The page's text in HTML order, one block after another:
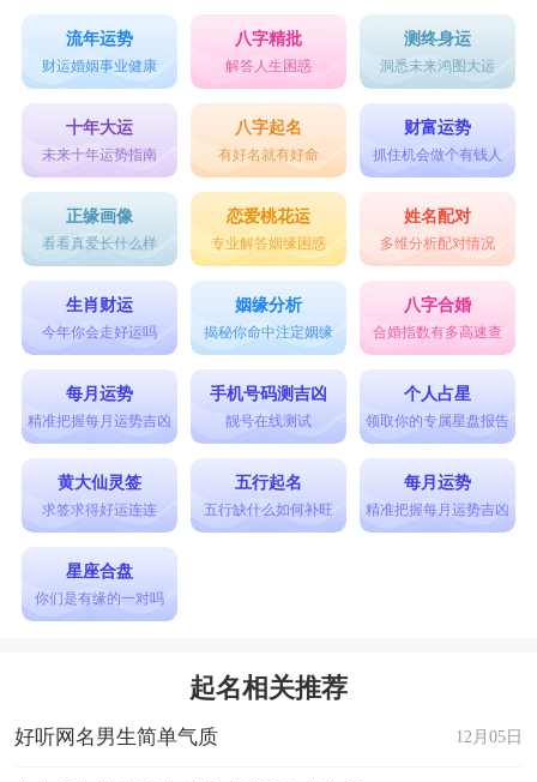
流年运势
财运婚姻事业健康
八字精批
解答人生困惑
测终身运
洞悉未来鸿图大运
十年大运
未来十年运势指南
八字起名
有好名就有好命
财富运势
抓住机会做个有钱人
正缘画像
看看真爱长什么样
恋爱桃花运
专业解答姻缘困惑
姓名配对
多维分析配对情况
生肖财运
今年你会走好运吗
姻缘分析
揭秘你命中注定姻缘
八字合婚
合婚指数有多高速查
每月运势
精准把握每月运势吉凶
手机号码测吉凶
靓号在线测试
个人占星
领取你的专属星盘报告
黄大仙灵签
求签求得好运连连
五行起名
五行缺什么如何补旺
每月运势
精准把握每月运势吉凶
星座合盘
你们是有缘的一对吗
起名相关推荐
12月05日
好听网名男生简单气质